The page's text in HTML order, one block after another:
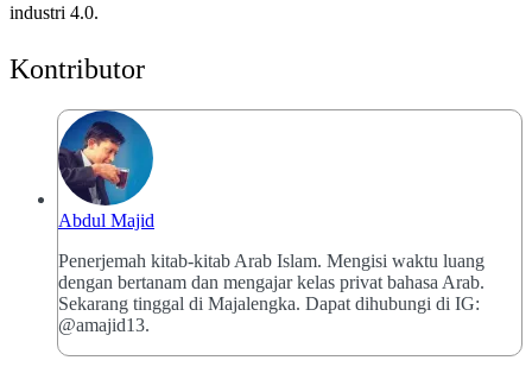
industri 4.0.
Kontributor
Abdul Majid
Penerjemah kitab-kitab Arab Islam. Mengisi waktu luang
dengan bertanam dan mengajar kelas privat bahasa Arab.
Sekarang tinggal di Majalengka. Dapat dihubungi di IG:
@amajid13.